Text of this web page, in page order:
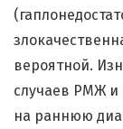
вероятной.
случаев РМЖ
на раннюю